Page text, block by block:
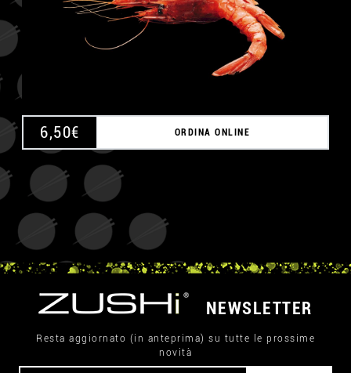
6,50€ ORDINA ONLINE
NEWSLETTER
Resta aggiornato (in anteprima) su tutte le prossime
novità